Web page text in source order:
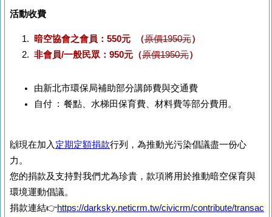
活動收費
暗空協會之會員：550元 （原價1950元）
非會員/一般民眾：950元 （原價1950元）
由新北市環保局補助部分講師費與交通費
自付 : 餐點、水梯田保育費、材料費等部分費用。
🙌現在加入 定期定額捐款行列，為推動光污染倡議盡一份心
力。
您的捐款及支持對我們尤為珍貴，款項將用於推動暗空保育與
環境運動倡議。
捐款連結👉https://darksky.neticrm.tw/civicrm/contribute/transac